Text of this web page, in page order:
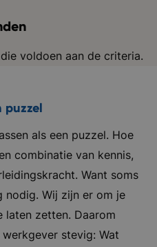
voldoen aan de criteria.
puzzel
als een puzzel. Hoe
combinatie van kennis,
Want soms
nodig. Wij zijn er om je
laten zetten. Daarom
stevig: Wat